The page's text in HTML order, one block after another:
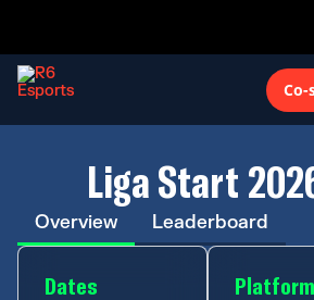
Liga Start
Overview Leaderboard
Dates
Platform